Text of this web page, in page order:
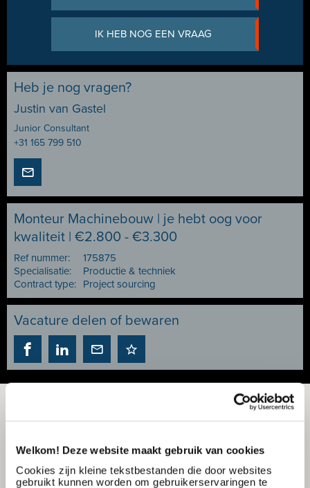
Welkom! Deze website maakt gebruik van cookies
Cookies zijn kleine tekstbestanden die door websites
gebruikt kunnen worden om gebruikerservaringen te
IK HEB NOG EEN VRAAG
Heb je nog vragen?
Justin van Gastel
Junior Consultant
+31 165 799 510
Monteur Machinebouw | je hebt oog voor
kwaliteit | €2.800 - €3.300
Ref nummer:
175875
Specialisatie:
Productie & techniek
Contract type:
Project sourcing
Vacature delen of bewaren